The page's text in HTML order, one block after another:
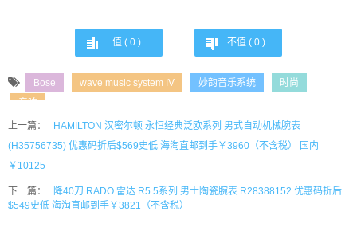
值 ( 0 ) 不值 ( 0 )
Bose wave music system IV 妙韵音乐系统
时尚
音响
上一篇：
HAMILTON 汉密尔顿 永恒经典泛欧系列 男式自动机械腕表
(H35756735) 优惠码折后$569史低 海淘直邮到手￥3960（不含税） 国内
￥10125
下一篇：
降40刀 RADO 雷达 R5.5系列 男士陶瓷腕表 R28388152 优惠码折后
$549史低 海淘直邮到手￥3821（不含税）